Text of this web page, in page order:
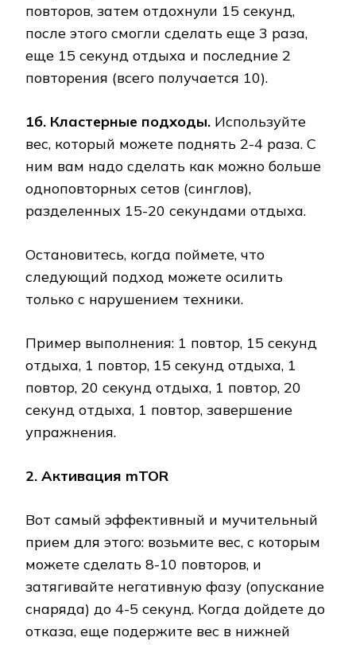
повторов, затем отдохнули 15 секунд,
после этого смогли сделать еще 3 раза,
еще 15 секунд отдыха и последние 2
повторения (всего получается 10).
1б. Кластерные подходы. Используйте
вес, который можете поднять 2-4 раза. С
ним вам надо сделать как можно больше
одноповторных сетов (синглов),
разделенных 15-20 секундами отдыха.
Остановитесь, когда поймете, что
следующий подход можете осилить
только с нарушением техники.
Пример выполнения: 1 повтор, 15 секунд
отдыха, 1 повтор, 15 секунд отдыха, 1
повтор, 20 секунд отдыха, 1 повтор, 20
секунд отдыха, 1 повтор, завершение
упражнения.
2. Активация mTOR
Вот самый эффективный и мучительный
прием для этого: возьмите вес, с которым
можете сделать 8-10 повторов, и
затягивайте негативную фазу (опускание
снаряда) до 4-5 секунд. Когда дойдете до
отказа, еще подержите вес в нижней